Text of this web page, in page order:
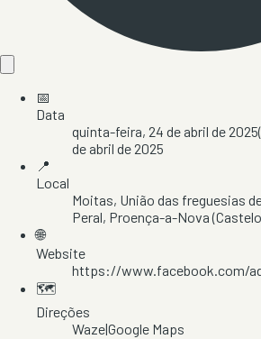
📅
Data
quinta-feira, 24 de abril de 2025(
de abril de 2025
📍
Local
Moitas, União das freguesias
Peral, Proença-a-Nova
🌐
Website
https://www.facebook.com/
🗺️
Direções
Waze|Google Maps